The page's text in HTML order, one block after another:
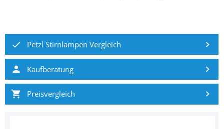
Petzl Stirnlampen Vergleich
Kaufberatung
Preisvergleich